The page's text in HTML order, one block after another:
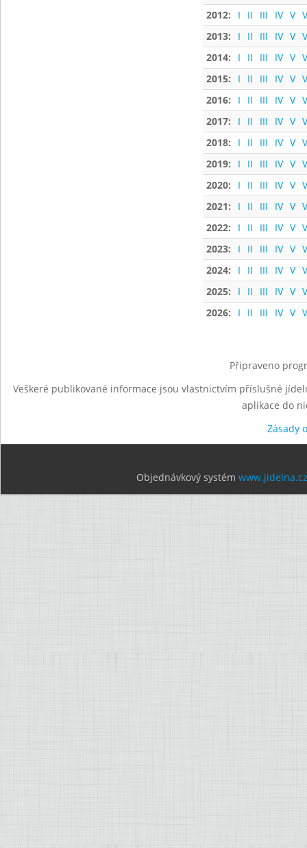
2012: I II III IV V
2013:
I II III IV V
2014:
I II III IV V
2015:
I II III IV V
2016:
I II III IV V
2017:
I II III IV V
2018:
I II III IV V
2019:
I II III IV V
2020:
I II III IV V
2021:
I II III IV V
2022:
I II III IV V
2023:
I II III IV V
2024:
I II III IV V
2025:
I II III IV V
2026:
I II III IV V
Připraveno
Veškeré publikované informace jsou vlastnictvím příslušné
aplikace do
Zásady
Objednávkový systém www.jidelna.cz